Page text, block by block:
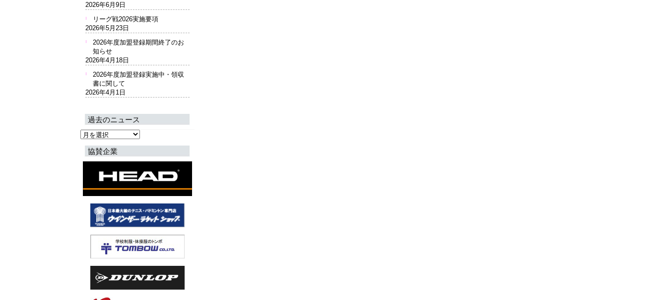
2026年6月9日
リーグ戦2026実施要項
2026年5月23日
2026年度加盟登録期間終了のお
知らせ
2026年4月18日
2026年度加盟登録実施中・領収
書に関して
2026年4月1日
過去のニュース
過
ニ
ス
協賛企業